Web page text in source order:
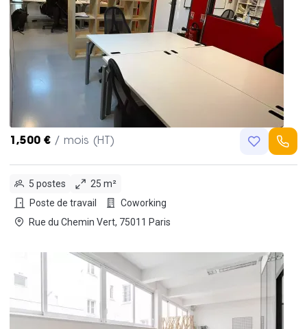
1,500 € / mois (HT)
5 postes
25 m²
Poste de travail
Coworking
Rue du Chemin Vert, 75011 Paris